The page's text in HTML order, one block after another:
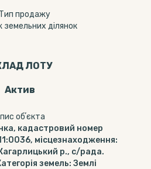
Тип продажу
ділянок
ЛОТУ
Актив
обʼєкта
кадастровий номер
місцезнаходження:
р., с/рада.
земель: Землі